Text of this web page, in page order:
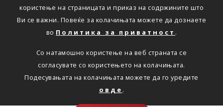
користење на страницата и приказ на содржините што
Ви се важни. Повеќе за колачињата можете да дознаете
во Политика за приватност .
Со натамошно користење на веб страната се
согласувате со користењето на колачињата.
Подесувањата на колачињата можете да го уредите
овде .
Направете
информативна
пресметка на премија за
здравствено
осигурување